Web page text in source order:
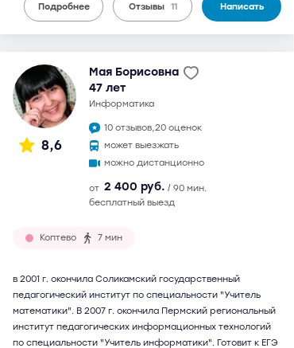
Подробнее Отзывы 11 Написать
8,6
Мая Борисовна
47 лет
информатика
10 отзывов,20 оценок
может выезжать
можно дистанционно
от 2 400 руб. / 90 мин.
бесплатный выезд
Коптево 7 мин
в 2001 г. окончила Соликамский государственный
педагогический институт по специальности "Учитель
математики". В 2007 г. окончила Пермский региональный
институт педагогических информационных технологий
по специальности "Учитель информатики". Готовит к ЕГЭ